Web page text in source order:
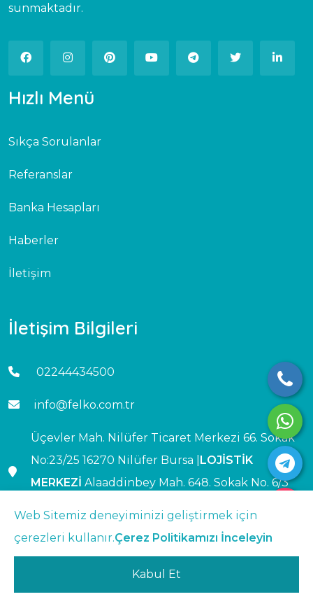
Web Sitemiz deneyiminizi geliştirmek için
çerezleri kullanır.Çerez Politikamızı İnceleyin
Kabul Et
sunmaktadır.
Hızlı Menü
Sıkça Sorulanlar
Referanslar
Banka Hesapları
Haberler
İletişim
İletişim Bilgileri
02244434500
info@felko.com.tr
Üçevler Mah. Nilüfer Ticaret Merkezi 66. Sokak
No:23/25 16270 Nilüfer Bursa | LOJİSTİK
MERKEZİ Alaaddinbey Mah. 648. Sokak No. 6/3